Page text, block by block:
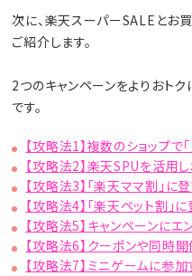
次に、楽天スーパーSALEとお
ご紹介します。
2つのキャンペーンをよりおト
です。
【攻略法1】複数のショップで
【攻略法2】楽天SPUを活用
【攻略法3】「楽天ママ割」に
【攻略法4】「楽天ペット割」
【攻略法5】キャンペーンにエ
【攻略法6】クーポンや同時
【攻略法7】ミニゲームに参加